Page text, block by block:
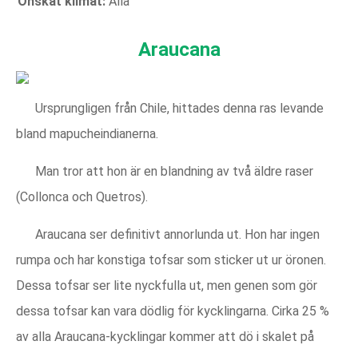
Araucana
Ursprungligen från Chile, hittades denna ras levande
bland mapucheindianerna.
Man tror att hon är en blandning av två äldre raser
(Collonca och Quetros).
Araucana ser definitivt annorlunda ut. Hon har ingen
rumpa och har konstiga tofsar som sticker ut ur öronen.
Dessa tofsar ser lite nyckfulla ut, men genen som gör
dessa tofsar kan vara dödlig för kycklingarna. Cirka 25 %
av alla Araucana-kycklingar kommer att dö i skalet på